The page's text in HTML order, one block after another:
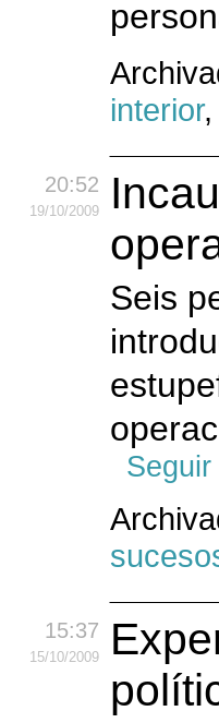
interior,
20:52
19/10/2009
Seis
15:37
15/10/2009